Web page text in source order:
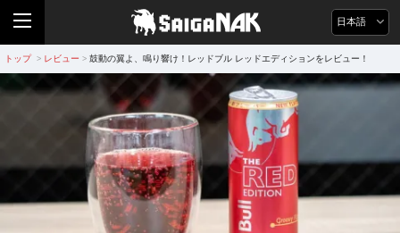
日本語
トップ > レビュー > 鼓動の翼よ、鳴り響け！レッドブル レッドエディションをレビュー！